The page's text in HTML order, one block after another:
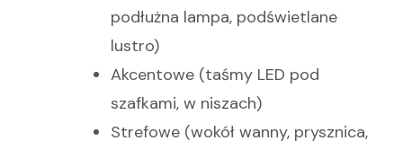
podłużna lampa, podświetlane
lustro)
Akcentowe (taśmy LED pod
szafkami, w niszach)
Strefowe (wokół wanny, prysznica,